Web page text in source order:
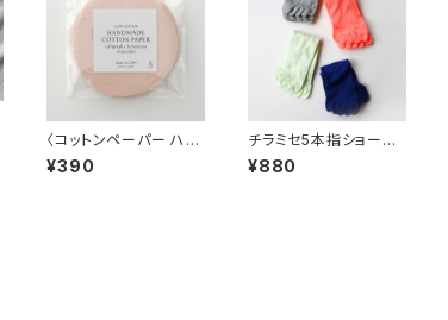
〈コットンペーパー ハン
ドメイド 日本製〉ラウン
ドカード ブラッシュピ
¥390
チラミセ5本指ショート
ソックス ユニセックス
¥880